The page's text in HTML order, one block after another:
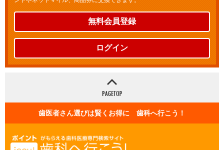
無料会員登録
ログイン
歯医者さん選びは賢くお得に 歯科へ行こう！